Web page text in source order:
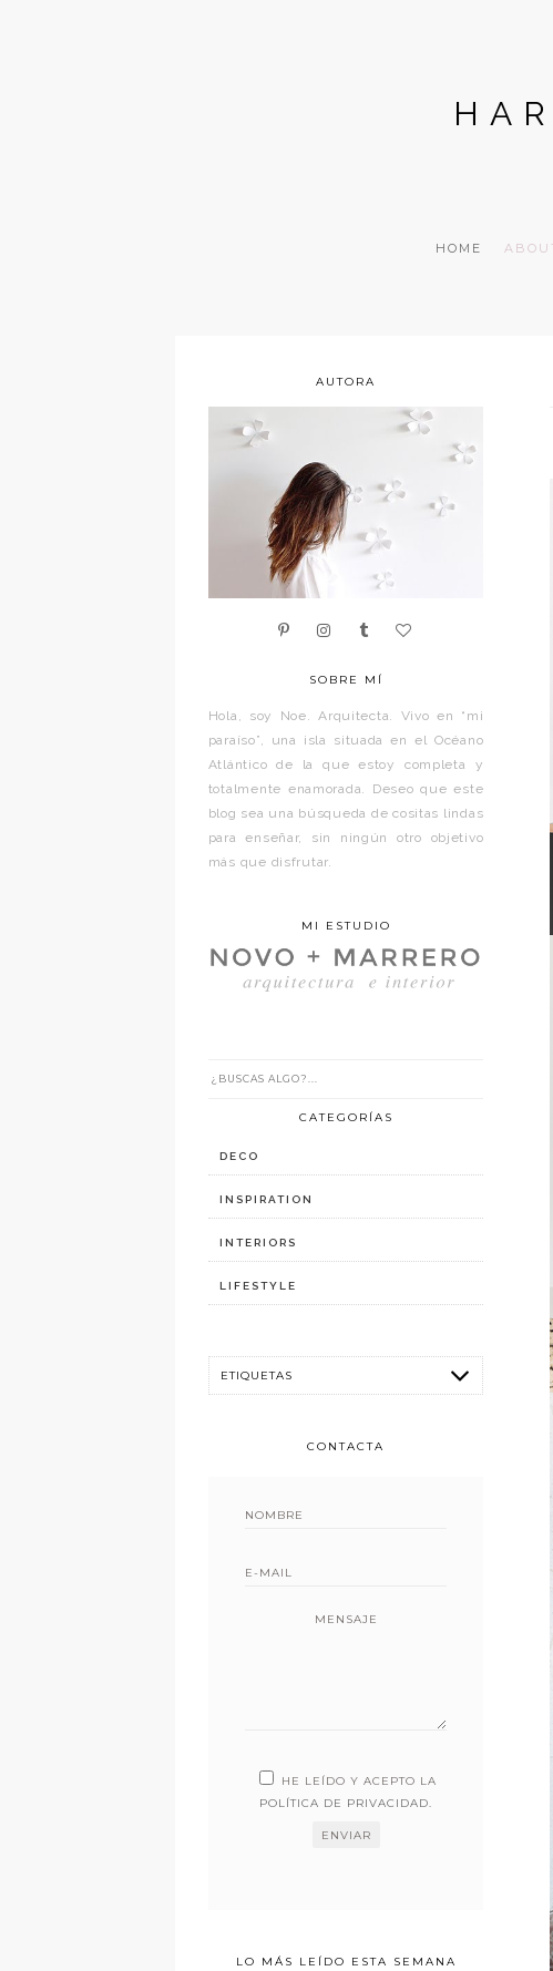
HOME
AUTORA
SOBRE MÍ
Hola, soy Noe. Arquitecta. Vivo en “mi
paraíso”, una isla situada en el Océano
Atlántico de la que estoy completa y
totalmente enamorada. Deseo que este
blog sea una búsqueda de cositas lindas
para enseñar, sin ningún otro objetivo
más que disfrutar.
MI ESTUDIO
CATEGORÍAS
DECO
INSPIRATION
INTERIORS
LIFESTYLE
CONTACTA
MENSAJE
HE LEÍDO Y ACEPTO LA
POLÍTICA DE PRIVACIDAD.
LO MÁS LEÍDO ESTA SEMANA